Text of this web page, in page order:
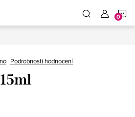
Podrobnosti hodnocení